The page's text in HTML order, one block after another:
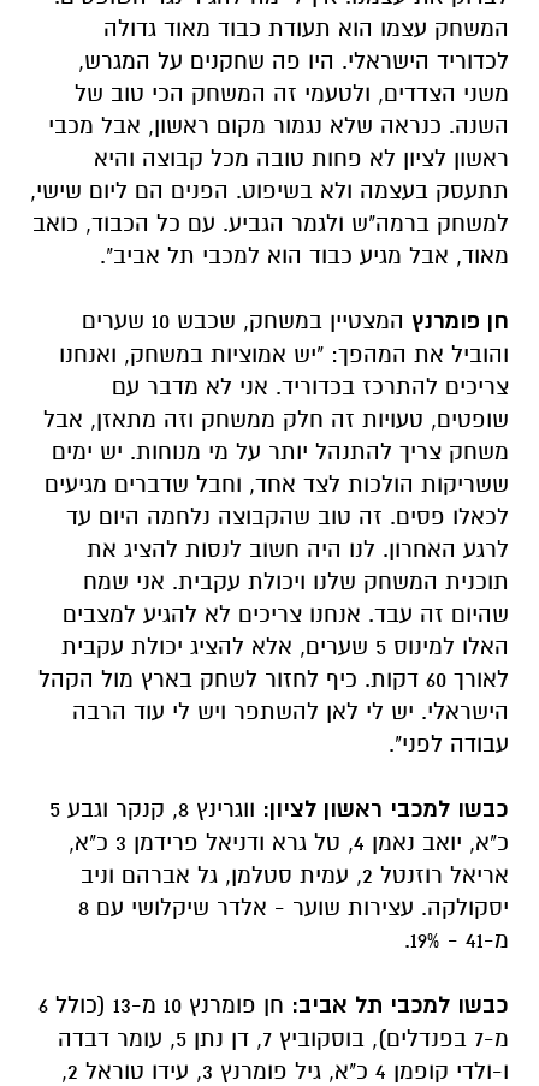
המשחק עצמו הוא תעודת כבוד מאוד גדולה
לכדוריד הישראלי. היו פה שחקנים על המגרש,
משני הצדדים, ולטעמי זה המשחק הכי טוב של
השנה. כנראה שלא נגמור מקום ראשון, אבל מכבי
ראשון לציון לא פחות טובה מכל קבוצה והיא
תתעסק בעצמה ולא בשיפוט. הפנים הם ליום שישי,
למשחק ברמה"ש ולגמר הגביע. עם כל הכבוד, כואב
מאוד, אבל מגיע כבוד הוא למכבי תל אביב".
חן פומרנץ
המצטיין במשחק, שכבש 10 שערים
והוביל את המהפך: "יש אמוציות במשחק, ואנחנו
צריכים להתרכז בכדוריד. אני לא מדבר עם
שופטים, טעויות זה חלק ממשחק וזה מתאזן, אבל
משחק צריך להתנהל יותר על מי מנוחות. יש ימים
ששריקות הולכות לצד אחד, וחבל שדברים מגיעים
לכאלו פסים. זה טוב שהקבוצה נלחמה היום עד
לרגע האחרון. לנו היה חשוב לנסות להציג את
תוכנית המשחק שלנו ויכולת עקבית. אני שמח
שהיום זה עבד. אנחנו צריכים לא להגיע למצבים
האלו למינוס 5 שערים, אלא להציג יכולת עקבית
לאורך 60 דקות. כיף לחזור לשחק בארץ מול הקהל
הישראלי. יש לי לאן להשתפר ויש לי עוד הרבה
עבודה לפני".
כבשו למכבי ראשון לציון:
ווגרינץ 8, קנקר וגבע 5
כ"א, יואב נאמן 4, טל גרא ודניאל פרידמן 3 כ"א,
אריאל רוזנטל 2, עמית סטלמן, גל אברהם וניב
יסקולקה. עצירות שוער - אלדר שיקלושי עם 8
מ-41 - 19%.
כבשו למכבי תל אביב:
חן פומרנץ 10 מ-13 (כולל 6
מ-7 בפנדלים), בוסקוביץ 7, דן נתן 5, עומר דבדה
ו-ולדי קופמן 4 כ"א, גיל פומרנץ 3, עידו טוראל 2,